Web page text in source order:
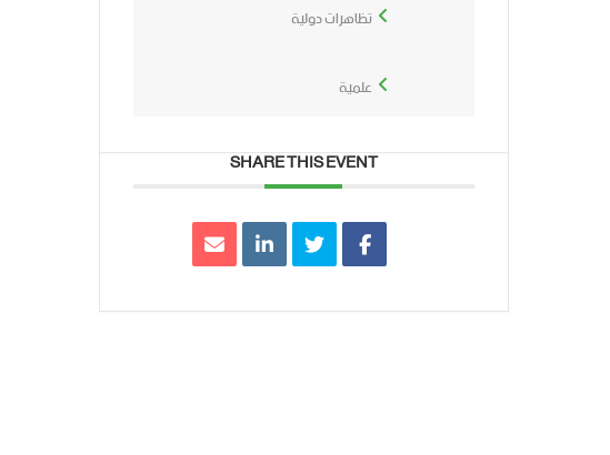
تظاهرات دولية
علمية
SHARE THIS EVENT